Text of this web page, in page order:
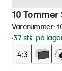
10
Varenummer:
37 stk. på